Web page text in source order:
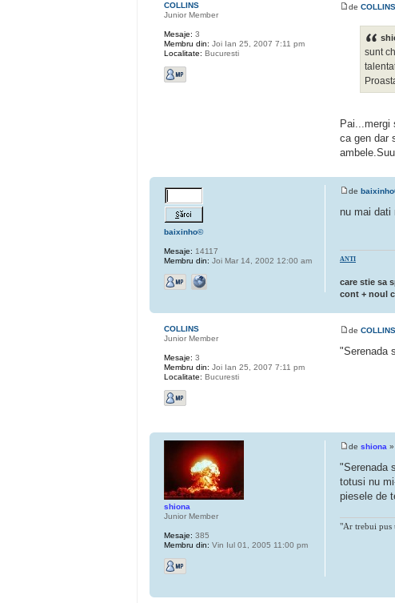
de COLLINS
sunt
Pai...mergi
ca gen dar
COLLINS
Junior Member
Mesaje: 3
Membru din: Joi Ian 25, 2007 7:11 pm
Localitate: Bucuresti
de
nu mai dati
ANTI
care stie sa
cont + noul
baixinho©
Mesaje: 14117
Membru din: Joi Mar 14, 2002 12:00 am
de COLLINS
"Serenada
COLLINS
Junior Member
Mesaje: 3
Membru din: Joi Ian 25, 2007 7:11 pm
Localitate: Bucuresti
de shiona
"Serenada
totusi nu
piesele de
"Ar trebui pus
shiona
Junior Member
Mesaje: 385
Membru din: Vin Iul 01, 2005 11:00 pm